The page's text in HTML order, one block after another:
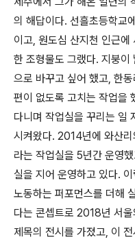
의 해답이다. 선흘초등학교
이고, 원도심 산지천 인근에
한 조형물도 그랬다. 지붕이
으로 바꾸고 싶어 했고, 한
편이 없도록 고치는 작업을
다니며 작업실을 꾸리는 일
시켜왔다. 2014년에 와산
라는 작업실을 5년간 운영
실을 지어 운영하고 있다.
노동하는 퍼포먼스를 더해
다는 콘셉트로 2018년 서
제목의 전시를 가졌고, 이